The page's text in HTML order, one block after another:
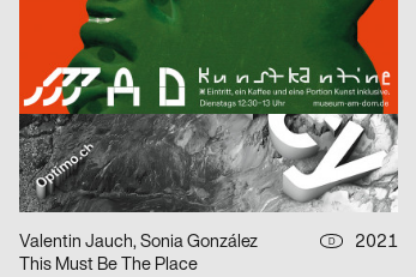
Neo Neo
2021
Jours Bleus [Blaue Tage]
Mini-Zine-Library D
2021
With me im Widmer II
Valentin Jauch, Sonia González D
2021
This Must Be The Place